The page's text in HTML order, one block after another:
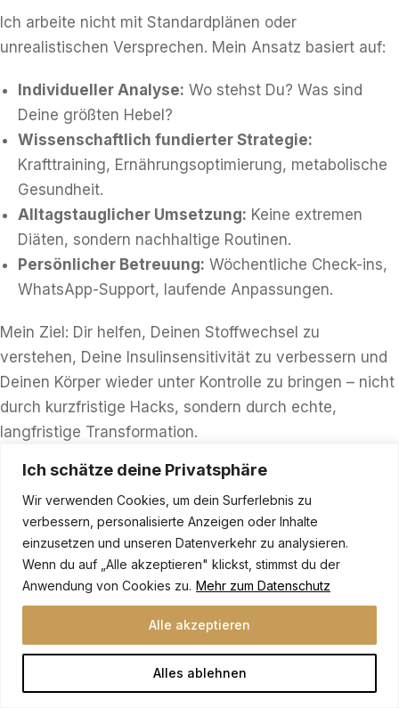
Ich schätze deine Privatsphäre
Wir verwenden Cookies, um dein Surferlebnis zu
verbessern, personalisierte Anzeigen oder Inhalte
einzusetzen und unseren Datenverkehr zu analysieren.
Wenn du auf „Alle akzeptieren" klickst, stimmst du der
Anwendung von Cookies zu. Mehr zum Datenschutz
Alles ablehnen
Alle akzeptieren
Ich arbeite nicht mit Standardplänen oder
unrealistischen Versprechen. Mein Ansatz basiert auf:
Individueller Analyse: Wo stehst Du? Was sind
Deine größten Hebel?
Wissenschaftlich fundierter Strategie:
Krafttraining, Ernährungsoptimierung, metabolische
Gesundheit.
Alltagstauglicher Umsetzung: Keine extremen
Diäten, sondern nachhaltige Routinen.
Persönlicher Betreuung: Wöchentliche Check-ins,
WhatsApp-Support, laufende Anpassungen.
Mein Ziel: Dir helfen, Deinen Stoffwechsel zu
verstehen, Deine Insulinsensitivität zu verbessern und
Deinen Körper wieder unter Kontrolle zu bringen – nicht
durch kurzfristige Hacks, sondern durch echte,
langfristige Transformation.
Wenn Du mehr erfahren möchtest, buche ein
kostenfreies
Erstgespräch: https://diabetescoaching.philip-
lange.com/
Zusammenfassung: Die
wichtigsten Erkenntnisse auf
einen Blick